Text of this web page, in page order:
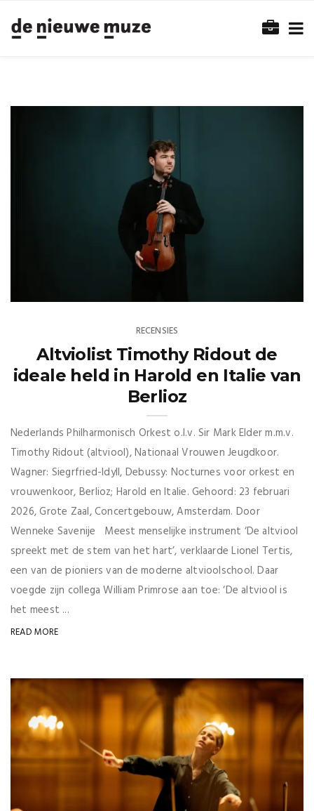
RECENSIES
Altviolist Timothy Ridout de
ideale held in Harold en Italie van
Berlioz
Nederlands Philharmonisch Orkest o.l.v. Sir Mark Elder m.m.v.
Timothy Ridout (altviool), Nationaal Vrouwen Jeugdkoor.
Wagner: Siegrfried-Idyll, Debussy: Nocturnes voor orkest en
vrouwenkoor, Berlioz; Harold en Italie. Gehoord: 23 februari
2026, Grote Zaal, Concertgebouw, Amsterdam. Door
Wenneke Savenije Meest menselijke instrument ‘De altviool
spreekt met de stem van het hart’, verklaarde Lionel Tertis,
een van de pioniers van de moderne altvioolschool. Daar
voegde zijn collega William Primrose aan toe: ‘De altviool is
het meest ...
READ MORE